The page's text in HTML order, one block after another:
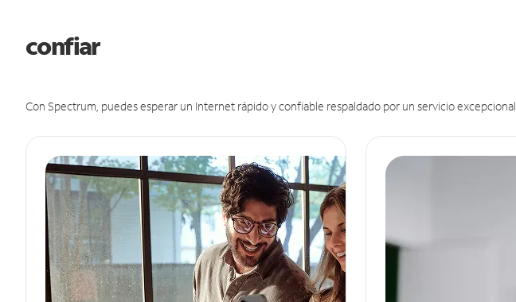
confiar
Con Spectrum, puedes esperar un Internet rápido y confiable respaldado por un servicio excepcional.